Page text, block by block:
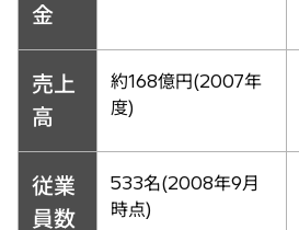
金
売上
高
約168億円(2007年
度)
従業
員数
533名(2008年9月
時点)